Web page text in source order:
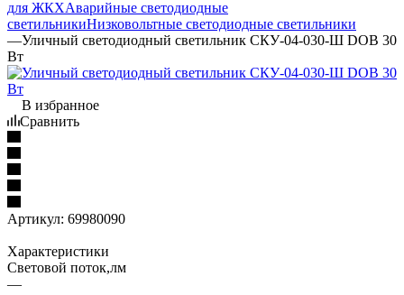
для ЖКХАварийные светодиодные
светильникиНизковольтные светодиодные светильники
—Уличный светодиодный светильник СКУ-04-030-Ш DOB 30
Вт
В избранное
Сравнить
Артикул: 69980090
Характеристики
Световой поток,лм
—